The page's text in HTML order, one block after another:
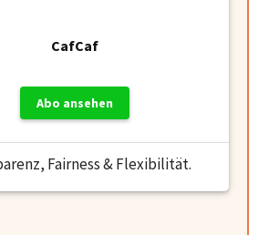
CafCaf
Abo ansehen
Fairness & Flexibilität.